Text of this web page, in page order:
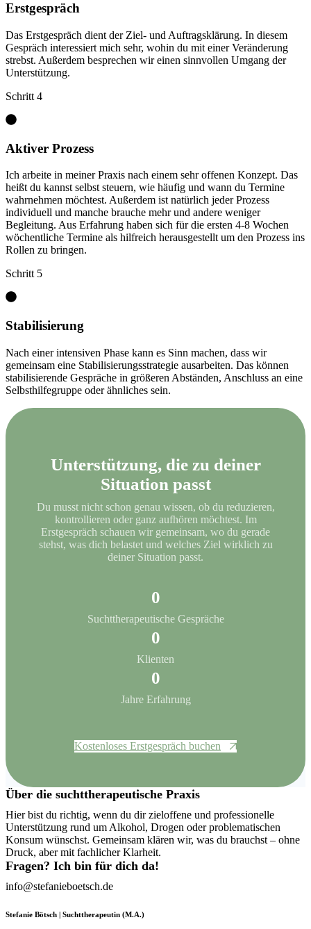
Erstgespräch
Das Erstgespräch dient der Ziel- und Auftragsklärung. In diesem
Gespräch interessiert mich sehr, wohin du mit einer Veränderung
strebst. Außerdem besprechen wir einen sinnvollen Umgang der
Unterstützung.
Schritt 4
Aktiver Prozess
Ich arbeite in meiner Praxis nach einem sehr offenen Konzept. Das
heißt du kannst selbst steuern, wie häufig und wann du Termine
wahrnehmen möchtest. Außerdem ist natürlich jeder Prozess
individuell und manche brauche mehr und andere weniger
Begleitung. Aus Erfahrung haben sich für die ersten 4-8 Wochen
wöchentliche Termine als hilfreich herausgestellt um den Prozess ins
Rollen zu bringen.
Schritt 5
Stabilisierung
Nach einer intensiven Phase kann es Sinn machen, dass wir
gemeinsam eine Stabilisierungsstrategie ausarbeiten. Das können
stabilisierende Gespräche in größeren Abständen, Anschluss an eine
Selbsthilfegruppe oder ähnliches sein.
Unterstützung, die zu deiner
Situation passt
Du musst nicht schon genau wissen, ob du reduzieren,
kontrollieren oder ganz aufhören möchtest. Im
Erstgespräch schauen wir gemeinsam, wo du gerade
stehst, was dich belastet und welches Ziel wirklich zu
deiner Situation passt.
0
Suchttherapeutische Gespräche
0
Klienten
0
Jahre Erfahrung
Kostenloses Erstgespräch buchen
Über die suchttherapeutische Praxis
Hier bist du richtig, wenn du dir zieloffene und professionelle
Unterstützung rund um Alkohol, Drogen oder problematischen
Konsum wünschst. Gemeinsam klären wir, was du brauchst – ohne
Druck, aber mit fachlicher Klarheit.
Fragen? Ich bin für dich da!
info@stefanieboetsch.de
Stefanie Bötsch | Suchttherapeutin (M.A.)